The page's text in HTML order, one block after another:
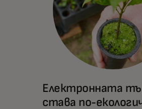
Електронната
става по-